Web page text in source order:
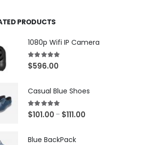
PRODUCTS
1080p Wifi IP Camera
5.00out of 5
$596.00
Casual Blue Shoes
5.00 out of 5
$101.00 – $111.00
Blue BackPack